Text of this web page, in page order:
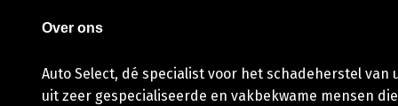
Over ons
Auto Select, dé specialist voor het schadeherstel van
uit zeer gespecialiseerde en vakbekwame mensen